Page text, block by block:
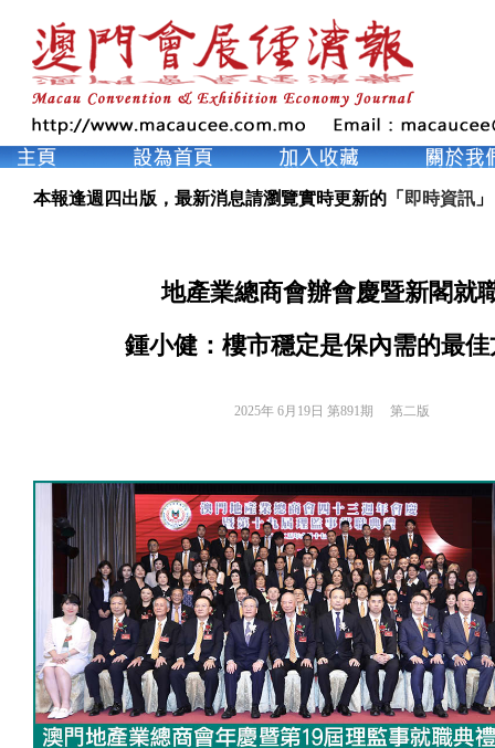
本報逢週四出版，最新消息請瀏覽實時更新的「 即時資訊 」
地產業總商會辦會慶暨新閣就
鍾小健：樓市穩定是保內需的最
2025年 6月19日 第891期 第二版